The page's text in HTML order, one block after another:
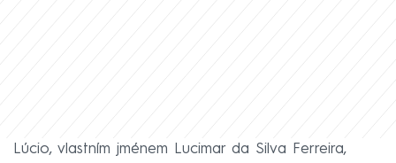
Lúcio, vlastním jménem Lucimar da Silva Ferreira,